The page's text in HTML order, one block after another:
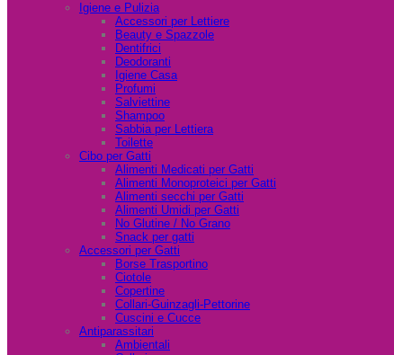
Igiene e Pulizia
Accessori per Lettiere
Beauty e Spazzole
Dentifrici
Deodoranti
Igiene Casa
Profumi
Salviettine
Shampoo
Sabbia per Lettiera
Toilette
Cibo per Gatti
Alimenti Medicati per Gatti
Alimenti Monoproteici per Gatti
Alimenti secchi per Gatti
Alimenti Umidi per Gatti
No Glutine / No Grano
Snack per gatti
Accessori per Gatti
Borse Trasportino
Ciotole
Copertine
Collari-Guinzagli-Pettorine
Cuscini e Cucce
Antiparassitari
Ambientali